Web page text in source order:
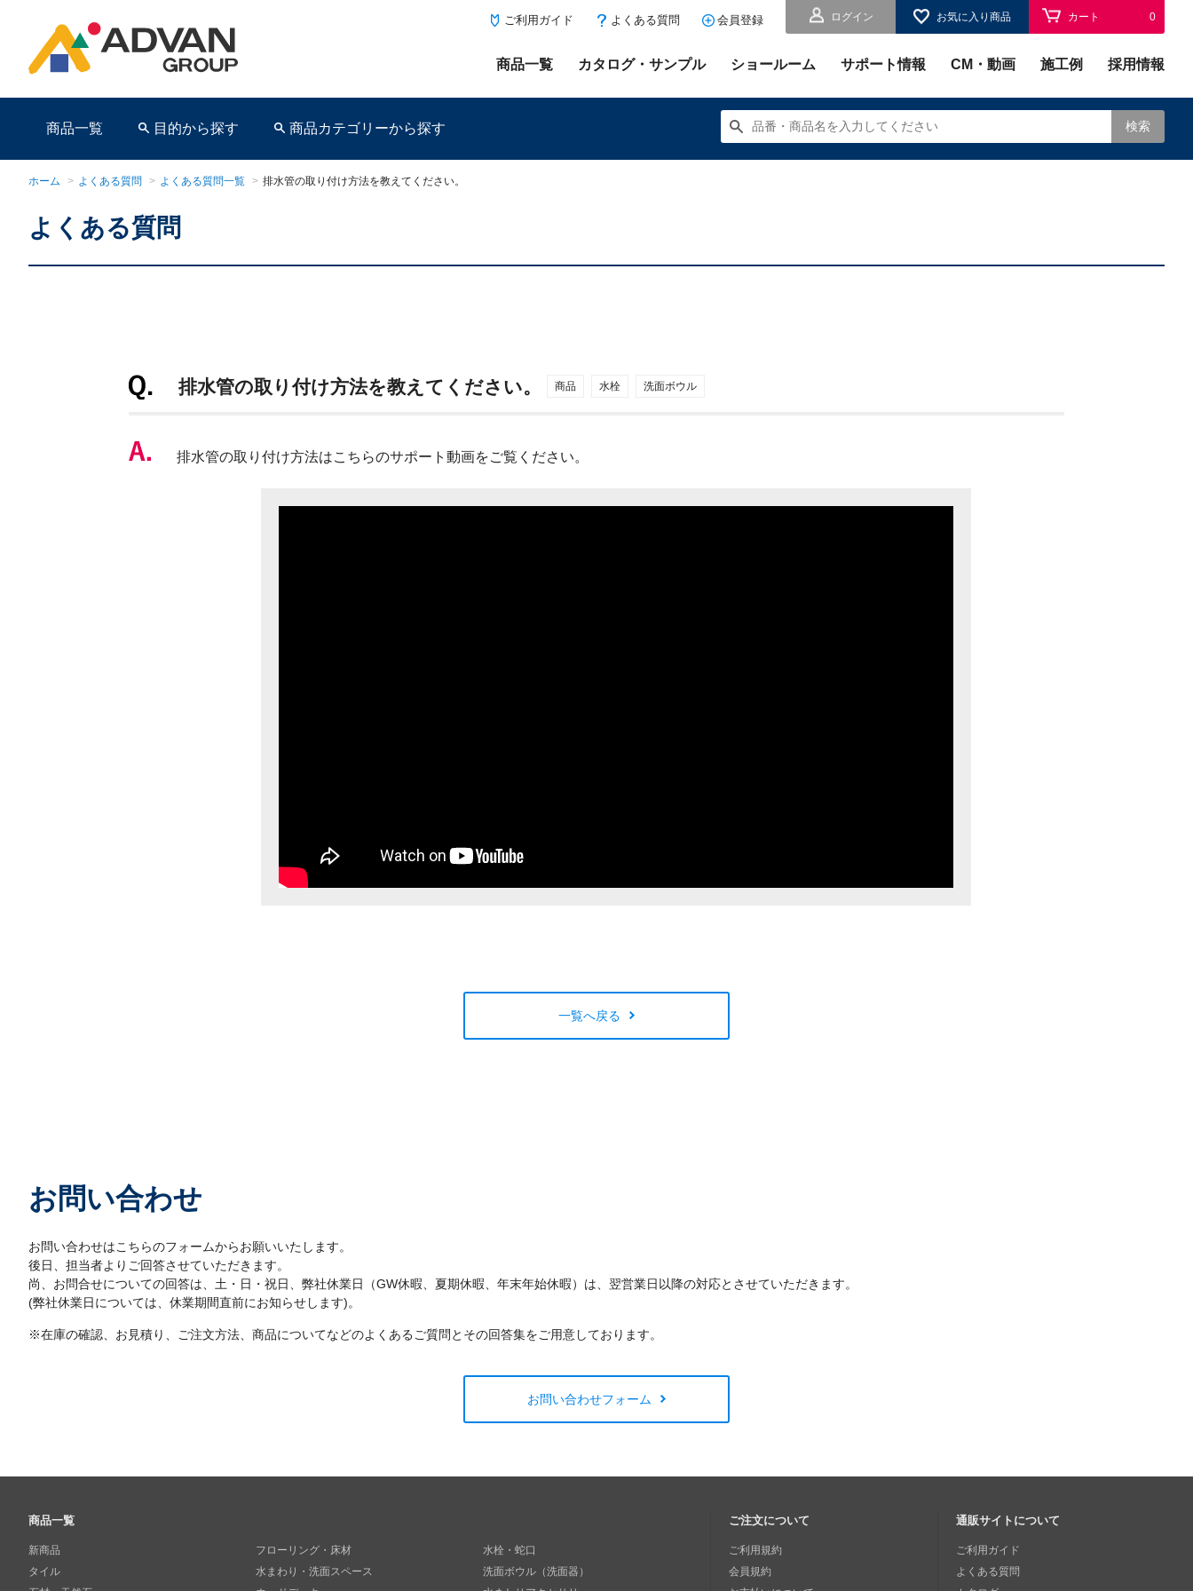
ログイン お気に入り商品 カート 0
ご利用ガイド よくある質問 会員登録
商品一覧 カタログ・サンプル ショールーム サポート情報 CM・動画 施工例 採用情報
商品一覧 目的から探す 商品カテゴリーから探す 検索
ホーム > よくある質問 > よくある質問一覧 > 排水管の取り付け方法を教えてください。
よくある質問
排水管の取り付け方法を教えてください。 商品 水栓 洗面ボウル
排水管の取り付け方法はこちらのサポート動画をご覧ください。
一覧へ戻る
お問い合わせ
お問い合わせはこちらのフォームからお願いいたします。
後日、担当者よりご回答させていただきます。
尚、お問合せについての回答は、土・日・祝日、弊社休業日（GW休暇、夏期休暇、年末年始休暇）は、翌営業日以降の対応とさせていただきます。
(弊社休業日については、休業期間直前にお知らせします)。
※在庫の確認、お見積り、ご注文方法、商品についてなどのよくあるご質問とその回答集をご用意しております。
お問い合わせフォーム
商品一覧
新商品
タイル
フローリング・床材
水まわり・洗面スペース
水栓・蛇口
洗面ボウル（洗面器）
ご注文について
ご利用規約
会員規約
通販サイトについて
ご利用ガイド
よくある質問